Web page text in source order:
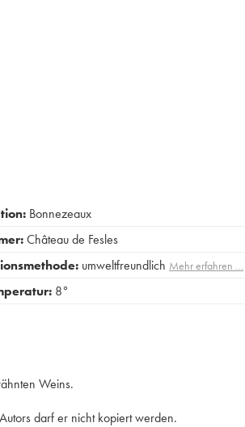
Bonnezeaux
Château de Fesles
umweltfreundlich Mehr erfahren …
8°
Weins.
darf er nicht kopiert werden.